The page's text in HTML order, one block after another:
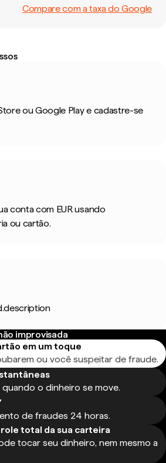
Compare com a taxa do Google
ou Google Play e cadastre-se
conta com EUR usando
ou cartão.
improvisada
em um toque
ou você suspeitar de fraude.
o dinheiro se move.
de fraudes 24 horas.
total da sua carteira
tocar seu dinheiro, nem mesmo a